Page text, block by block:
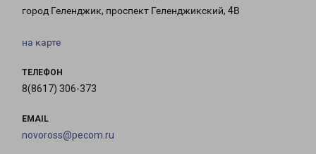
город Геленджик, проспект Геленджикский, 4В
на карте
ТЕЛЕФОН
8(8617) 306-373
EMAIL
novoross@pecom.ru